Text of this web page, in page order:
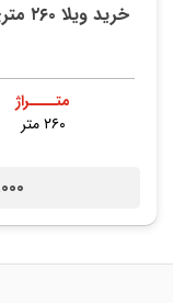
خرید ویلا ۲۶۰ متری استخردار شهرکی نعمت آباد چمستان
متــــراژ
۲۶۰ متر